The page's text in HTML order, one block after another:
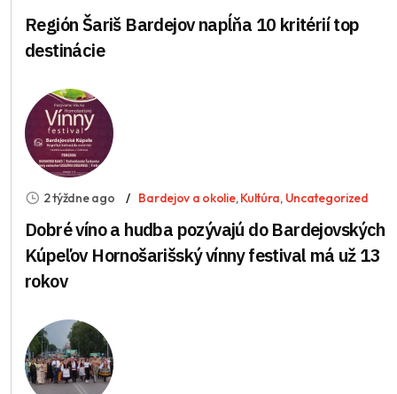
Región Šariš Bardejov napĺňa 10 kritérií top
destinácie
2 týždne ago Bardejov a okolie,Kultúra, Uncategorized
Dobré víno a hudba pozývajú do Bardejovských
Kúpeľov Hornošarišský vínny festival má už 13
rokov